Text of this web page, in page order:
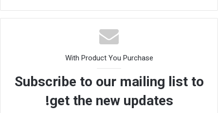
With Product You Purchase
Subscribe to our mailing list to
get the new updates!